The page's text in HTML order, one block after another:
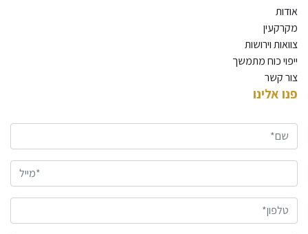
אודות
מקרקעין
צוואות וירושות
ייפוי כוח מתמשך
צור קשר
פנו אלינו
שם*
טלפון*